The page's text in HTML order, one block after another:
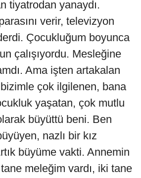
tiyatrodan yanaydı.
verir, televizyon
Çocukluğum boyunca
çalışıyordu. Mesleğine
Ama işten artakalan
çok ilgilenen, bana
yaşatan, çok mutlu
büyüttü beni. Ben
nazlı bir kız
büyüme vakti. Annemin
meleğim vardı, iki tane